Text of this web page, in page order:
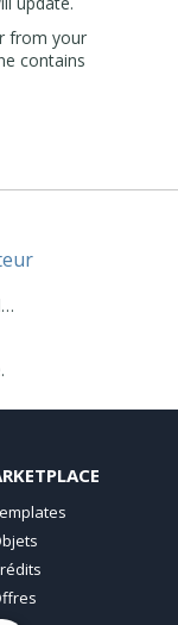
from your
contains